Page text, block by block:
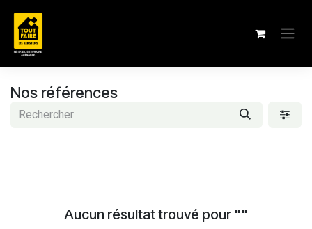
Nos références
Aucun résultat trouvé pour ""